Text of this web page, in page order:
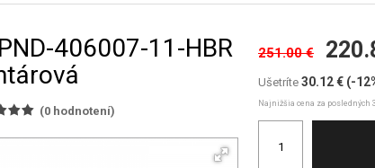
406007-11-HBR
(0hodnotení)
251.00 €
Ušetríte 30.12 € (-
Najnižšia cena za posledných